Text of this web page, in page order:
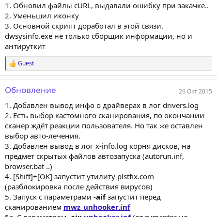
1. Обновил файлы cURL, выдавали ошибку при закачке..
2. Уменьшил иконку
3. Основной скрипт доработал в этой связи.
dwsysinfo.exe не только сборщик информации, но и
антируткит
Р
е
а
к
ц
и
и
:
Guest
Обновление 26 Окт 2015
1. Добавлен вывод инфо о драйверах в лог drivers.log
2. Есть выбор кастомного сканирования, по окончании
сканер ждёт реакции пользователя. Но так же оставлен
выбор авто-лечения.
3. Добавлен вывод в лог x-info.log корня дисков, на
предмет скрытых файлов автозапуска (autorun.inf,
browser.bat ..)
4. [Shift]+[OK] запустит утилиту plstfix.com
(разблокировка после действия вирусов)
5. Запуск с параметрами -aifзапустит перед
сканированием mwz_unhooker.inf